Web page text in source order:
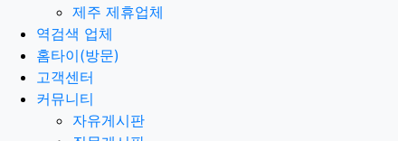
제주 제휴업체
역검색 업체
홈타이(방문)
고객센터
커뮤니티
자유게시판